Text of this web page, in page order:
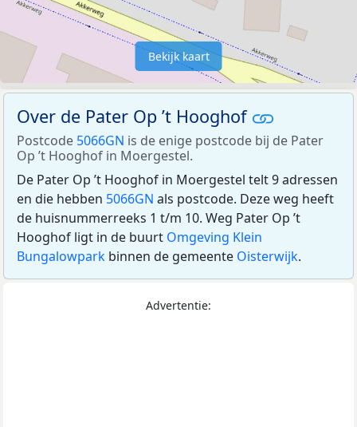
Bekijk kaart
Over de Pater Op ’t Hooghof
Postcode 5066GN is de enige postcode bij de Pater
Op ’t Hooghof in Moergestel.
De Pater Op ’t Hooghof in Moergestel telt 9 adressen
en die hebben 5066GN als postcode. Deze weg heeft
de huisnummerreeks 1 t/m 10. Weg Pater Op ’t
Hooghof ligt in de buurt Omgeving Klein
Bungalowpark binnen de gemeente Oisterwijk.
Advertentie: